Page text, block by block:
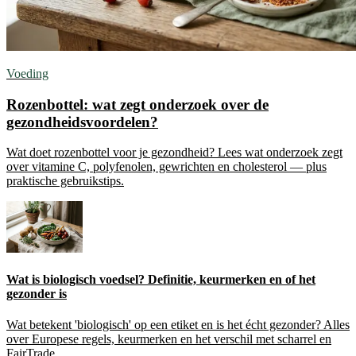
Voeding
Rozenbottel: wat zegt onderzoek over de
gezondheidsvoordelen?
Wat doet rozenbottel voor je gezondheid? Lees wat onderzoek zegt
over vitamine C, polyfenolen, gewrichten en cholesterol — plus
praktische gebruikstips.
Wat is biologisch voedsel? Definitie, keurmerken en of het
gezonder is
Wat betekent 'biologisch' op een etiket en is het écht gezonder? Alles
over Europese regels, keurmerken en het verschil met scharrel en